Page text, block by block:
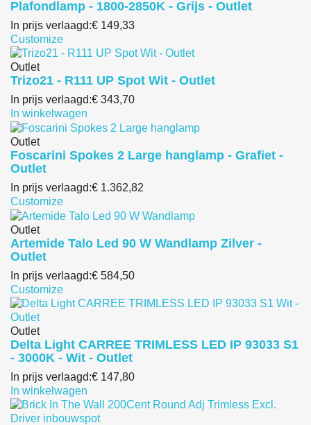
Plafondlamp - 1800-2850K - Grijs - Outlet
In prijs verlaagd:€ 149,33
Customize
Outlet
Trizo21 - R111 UP Spot Wit - Outlet
In prijs verlaagd:€ 343,70
In winkelwagen
Outlet
Foscarini Spokes 2 Large hanglamp - Grafiet -
Outlet
In prijs verlaagd:€ 1.362,82
Customize
Outlet
Artemide Talo Led 90 W Wandlamp Zilver -
Outlet
In prijs verlaagd:€ 584,50
Customize
Outlet
Delta Light CARREE TRIMLESS LED IP 93033 S1
- 3000K - Wit - Outlet
In prijs verlaagd:€ 147,80
In winkelwagen